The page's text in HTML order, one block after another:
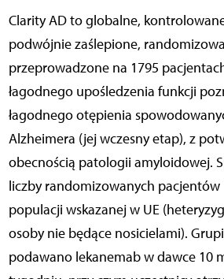
Clarity AD to globalne,
podwójnie zaślepione,
przeprowadzone na 1795
łagodnego upośledzenia funkcji
łagodnego otępienia
Alzheimera (jej wczesny etap), z
obecnością patologii amyloidowej.
liczby randomizowanych pacjentów
populacji wskazanej w UE
osoby nie będące nosicielami).
podawano lekanemab w dawce 10